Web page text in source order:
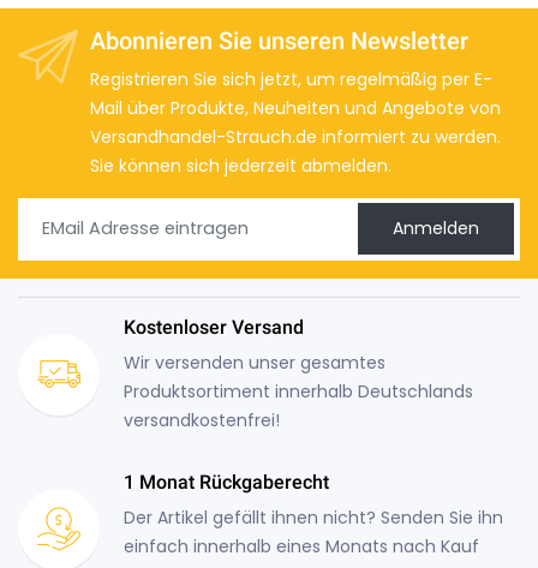
Abonnieren Sie unseren Newsletter
Registrieren Sie sich jetzt, um regelmäßig per E-
Mail über Produkte, Neuheiten und Angebote von
Versandhandel-Strauch.de informiert zu werden.
Sie können sich jederzeit abmelden.
Anmelden
Kostenloser Versand
Wir versenden unser gesamtes
Produktsortiment innerhalb Deutschlands
versandkostenfrei!
1 Monat Rückgaberecht
Der Artikel gefällt ihnen nicht? Senden Sie ihn
einfach innerhalb eines Monats nach Kauf